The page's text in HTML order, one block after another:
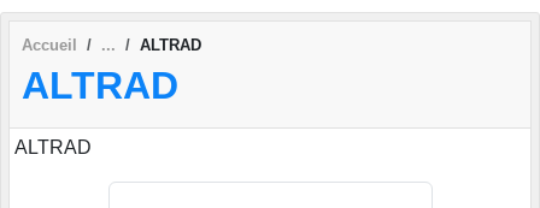
Accueil ALTRAD
ALTRAD
ALTRAD